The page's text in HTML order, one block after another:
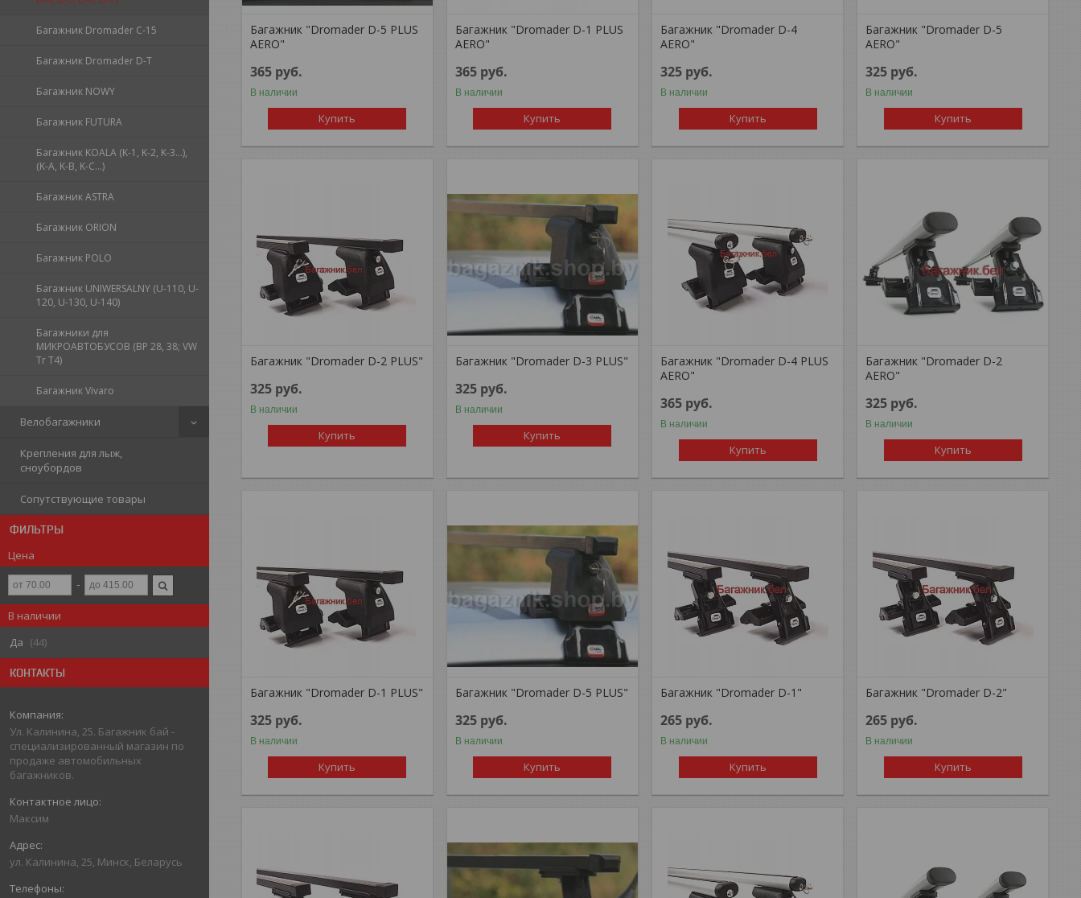
Багажник Dromader C-15
Багажник Dromader D-T
Багажник NOWY
Багажник FUTURA
Багажник KOALA (K-1, K-2, K-3...),
(K-A, K-B, K-C...)
Багажник ASTRA
Багажник ORION
Багажник POLO
Багажник UNIWERSALNY (U-110, U-
120, U-130, U-140)
Багажники для
МИКРОАВТОБУСОВ (BP 28, 38; VW
Tr T4)
Багажник Vivaro
Велобагажники
Крепления для лыж,
сноубордов
Сопутствующие товары
ФИЛЬТРЫ
Цена
В наличии
Да
44
КОНТАКТЫ
Ул. Калинина, 25. Багажник бай -
специализированный магазин по
продаже автомобильных
багажников.
Максим
ул. Калинина, 25, Минск, Беларусь
Багажник "Dromader D-5 PLUS
AERO"
365 руб.
В наличии
Купить
Багажник "Dromader D-1 PLUS
AERO"
365 руб.
В наличии
Купить
Багажник "Dromader D-4
AERO"
325 руб.
В наличии
Купить
Багажник "Dromader D-5
AERO"
325 руб.
В наличии
Купить
Багажник "Dromader D-2 PLUS"
325 руб.
В наличии
Купить
Багажник "Dromader D-3 PLUS"
325 руб.
В наличии
Купить
Багажник "Dromader D-4 PLUS
AERO"
365 руб.
В наличии
Купить
Багажник "Dromader D-2
AERO"
325 руб.
В наличии
Купить
Багажник "Dromader D-1 PLUS"
325 руб.
В наличии
Купить
Багажник "Dromader D-5 PLUS"
325 руб.
В наличии
Купить
Багажник "Dromader D-1"
265 руб.
В наличии
Купить
Багажник "Dromader D-2"
265 руб.
В наличии
Купить